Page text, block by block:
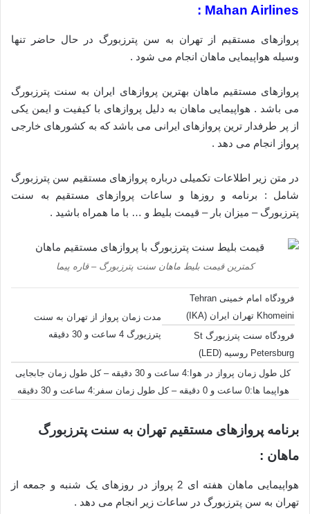
Mahan Airlines :
پروازهای مستقیم از تهران به سن پترزبورگ در حال حاضر تنها
وسیله هواپیمایی ماهان انجام می شود .
پروازهای مستقیم ماهان بهترین پروازهای ایران به سنت پترزبورگ
می باشد . هواپیمایی ماهان به دلیل پروازهای با کیفیت و ایمن یکی
از پر طرفدار ترین پروازهای ایرانی می باشد که به کشورهای خارجی
پرواز انجام می دهد .
در متن زیر اطلاعات تکمیلی درباره پروازهای مستقیم سن پترزبورگ
شامل : برنامه و روزها و ساعات پروازهای مستقیم به سنت
پترزبورگ – میزان بار – قیمت بلیط و … با ما همراه باشید .
کمترین قیمت بلیط ماهان سنت پترزبورگ – قاره پیما
فرودگاه امام خمینی Tehran
Khomeini تهران ایران (IKA)
مدت زمان پرواز از تهران به سنت
پترزیورگ 4 ساعت و 30 دقیقه
فرودگاه سنت پترزبورگ St
Petersburg روسیه (LED)
کل طول زمان پرواز در هوا:4 ساعت و 30 دقیقه – کل طول زمان جابجایی
هواپیما ها:0 ساعت و 0 دقیقه – کل طول زمان سفر:4 ساعت و 30 دقیقه
برنامه پروازهای مستقیم تهران به سنت پترزبورگ
ماهان :
هواپیمایی ماهان هفته ای 2 پرواز در روزهای یک شنبه و جمعه از
تهران به سن پترزبورگ در ساعات زیر انجام می دهد .